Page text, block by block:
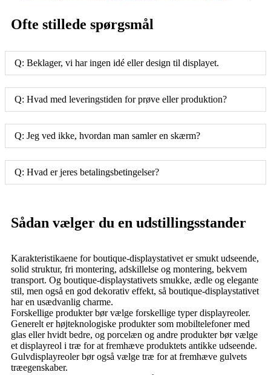
Ofte stillede spørgsmål
Q: Beklager, vi har ingen idé eller design til displayet.
Q: Hvad med leveringstiden for prøve eller produktion?
Q: Jeg ved ikke, hvordan man samler en skærm?
Q: Hvad er jeres betalingsbetingelser?
Sådan vælger du en udstillingsstander
Karakteristikaene for boutique-displaystativet er smukt udseende,
solid struktur, fri montering, adskillelse og montering, bekvem
transport. Og boutique-displaystativets smukke, ædle og elegante
stil, men også en god dekorativ effekt, så boutique-displaystativet
har en usædvanlig charme.
Forskellige produkter bør vælge forskellige typer displayreoler.
Generelt er højteknologiske produkter som mobiltelefoner med
glas eller hvidt bedre, og porcelæn og andre produkter bør vælge
et displayreol i træ for at fremhæve produktets antikke udseende.
Gulvdisplayreoler bør også vælge træ for at fremhæve gulvets
træegenskaber.